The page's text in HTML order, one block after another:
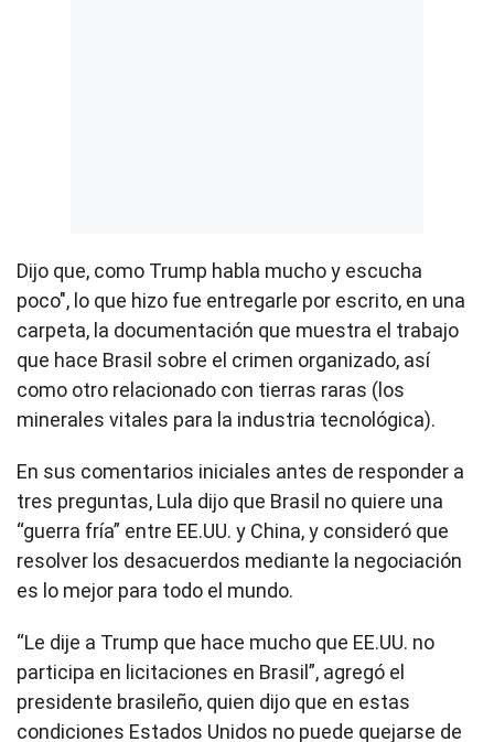
Dijo que, como Trump habla mucho y escucha
poco", lo que hizo fue entregarle por escrito, en una
carpeta, la documentación que muestra el trabajo
que hace Brasil sobre el crimen organizado, así
como otro relacionado con tierras raras (los
minerales vitales para la industria tecnológica).
En sus comentarios iniciales antes de responder a
tres preguntas, Lula dijo que Brasil no quiere una
“guerra fría” entre EE.UU. y China, y consideró que
resolver los desacuerdos mediante la negociación
es lo mejor para todo el mundo.
“Le dije a Trump que hace mucho que EE.UU. no
participa en licitaciones en Brasil”, agregó el
presidente brasileño, quien dijo que en estas
condiciones Estados Unidos no puede quejarse de